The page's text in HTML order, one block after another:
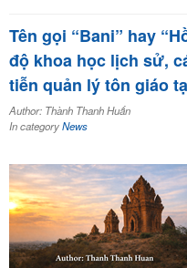
Tên gọi “Bani” hay
độ khoa học lịch sử,
tiễn quản lý tôn giáo
Author: Thành Thanh Huấn
In categoryNews